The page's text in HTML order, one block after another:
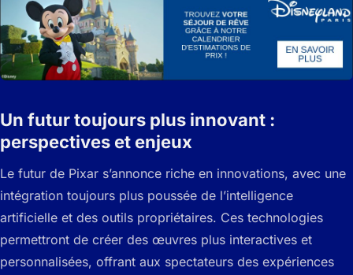
Un futur toujours plus innovant :
perspectives et enjeux
Le futur de Pixar s’annonce riche en innovations, avec une
intégration toujours plus poussée de l’intelligence
artificielle et des outils propriétaires. Ces technologies
permettront de créer des œuvres plus interactives et
personnalisées, offrant aux spectateurs des expériences